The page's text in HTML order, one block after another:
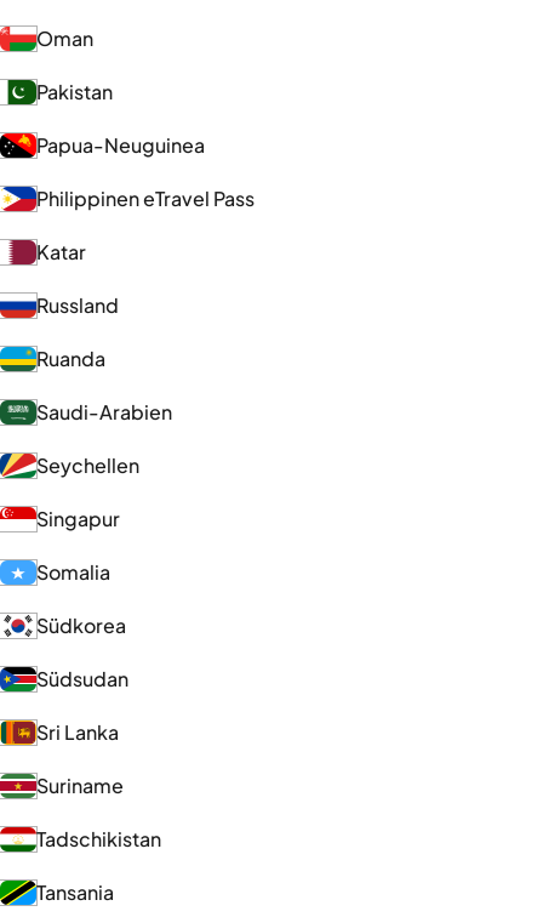
Oman
Pakistan
Papua-Neuguinea
Philippinen eTravel Pass
Katar
Russland
Ruanda
Saudi-Arabien
Seychellen
Singapur
Somalia
Südkorea
Südsudan
Sri Lanka
Suriname
Tadschikistan
Tansania